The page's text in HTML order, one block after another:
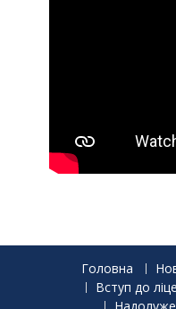
Головна
Вступ до